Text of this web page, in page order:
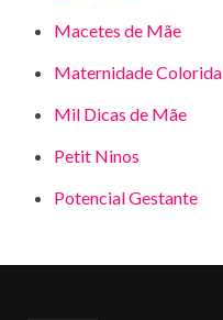
Macetes de Mãe
Maternidade Colorida
Mil Dicas de Mãe
Petit Ninos
Potencial Gestante